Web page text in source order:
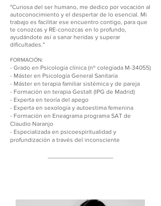
"Curiosa del ser humano, me dedico por vocación al
autoconocimiento y el despertar de lo esencial. Mi
trabajo es facilitar ese encuentro contigo, para que
te conozcas y RE-conozcas en lo profundo,
ayudándote así a sanar heridas y superar
dificultades."
FORMACIÓN:
- Grado en Psicología clínica (nº colegiada M-34055)
- Máster en Psicología General Sanitaria
- Máster en terapia familiar sistémica y de pareja
- Formación en terapia Gestalt (IPG de Madrid)
- Experta en teoría del apego
- Experta en sexología y autoestima femenina
- Formación en Eneagrama programa SAT de
Claudio Naranjo
- Especializada en psicoespiritualidad y
profundización a través del inconsciente